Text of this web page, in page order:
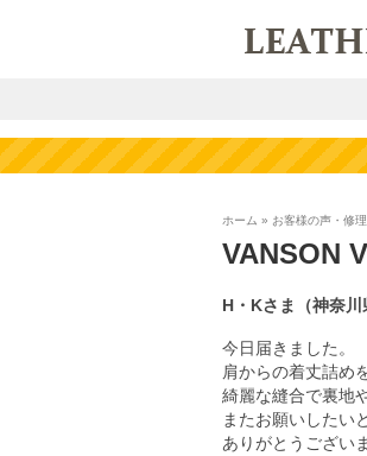
ホーム » お客様の声・修
VANSON
H・Kさま（神奈川
今日届きました。
肩からの着丈詰め
綺麗な縫合で裏地
またお願いしたい
ありがとうござい